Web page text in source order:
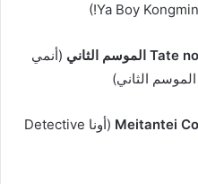
(أنمي
(أونا Detective